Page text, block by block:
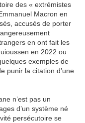
des « extrémistes
Macron en
accusés de porter
en ont fait les
en 2022 ou
exemples de
punir la citation d’une
n’est pas un
d’un système né
persécutoire se